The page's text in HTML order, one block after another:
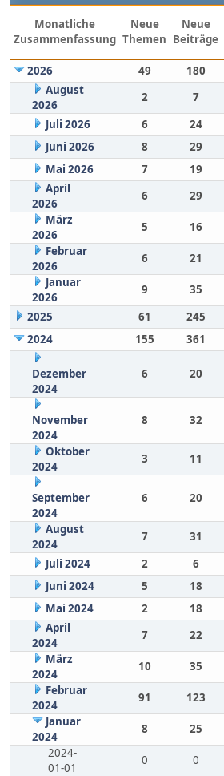
Monatliche
Zusammenfassung
Neue
Themen
Neue
Beiträge
2026 49 180
August
2026
2 7
Juli 2026
6 24
Juni 2026
8 29
Mai 2026
7 19
April
2026
6 29
März
2026
5 16
Februar
2026
6 21
Januar
2026
9 35
2025
61 245
2024
155 361
Dezember
2024
6 20
November
2024
8 32
Oktober
2024
3 11
September
2024
6 20
August
2024
7 31
Juli 2024
2 6
Juni 2024
5 18
Mai 2024
2 18
April
2024
7 22
März
2024
10 35
Februar
2024
91 123
Januar
2024
8 25
2024-
01-01
0 0